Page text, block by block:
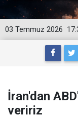
03 Temmuz 2026
İran'dan
veririz